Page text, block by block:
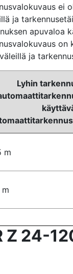
ei
ja
apuvaloa
on
ja
Lyhin
m
m
Z 24-